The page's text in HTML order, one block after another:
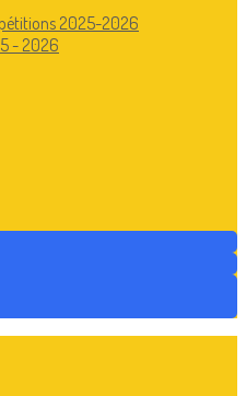
2025-2026
- 2026